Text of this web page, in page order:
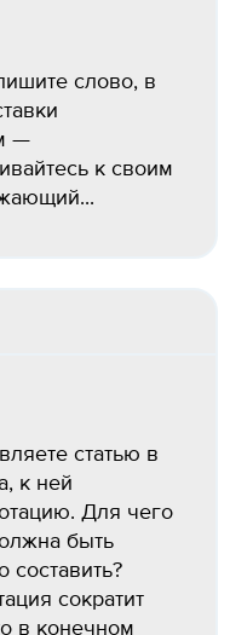
слово, в
—
к своим
статью в
к ней
Для чего
быть
составить?
сократит
в конечном